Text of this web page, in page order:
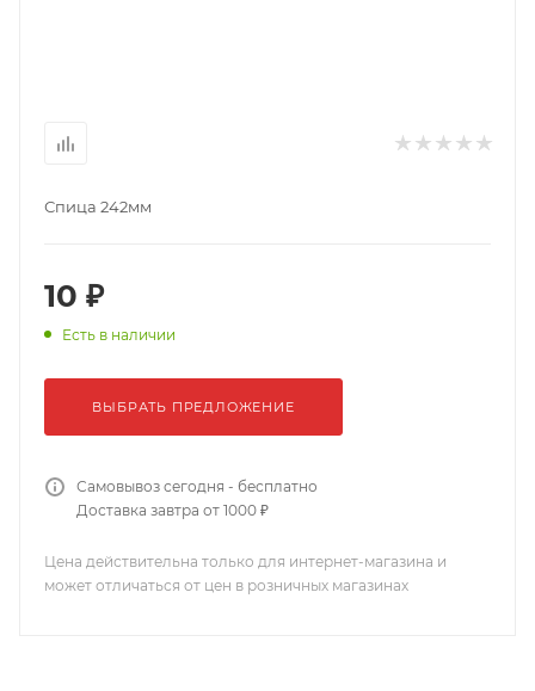
Спица 242мм
10 ₽
Есть в наличии
ВЫБРАТЬ ПРЕДЛОЖЕНИЕ
Самовывоз сегодня - бесплатно
Доставка завтра от 1000 ₽
Цена действительна только для интернет-магазина и
может отличаться от цен в розничных магазинах